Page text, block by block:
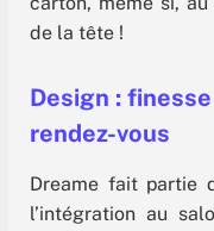
de la tête !
Design :
rendez-vous
Dreame fait partie
l’intégration au